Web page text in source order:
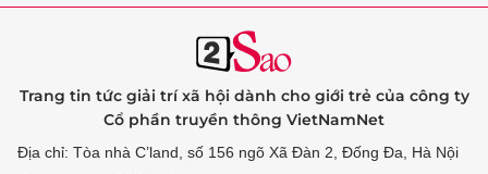
Trang tin tức giải trí xã hội dành cho giới trẻ của công ty
Cổ phần truyền thông VietNamNet
Địa chỉ: Tòa nhà C’land, số 156 ngõ Xã Đàn 2, Đống Đa, Hà Nội